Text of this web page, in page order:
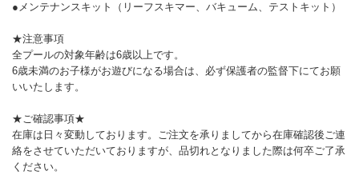
●メンテナンスキット（リーフスキマー、バキューム、テストキット）
★注意事項
全プールの対象年齢は6歳以上です。
6歳未満のお子様がお遊びになる場合は、必ず保護者の監督下にてお願
いいたします。
★ご確認事項★
在庫は日々変動しております。ご注文を承りましてから在庫確認後ご連
絡をさせていただいておりますが、品切れとなりました際は何卒ご了承
ください。